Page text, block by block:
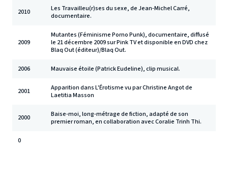
2010
Les Travailleu(r)ses du sexe, de Jean-Michel Carré,
documentaire.
2009
Mutantes (Féminisme Porno Punk), documentaire, diffusé
le 21 décembre 2009 sur Pink TV et disponible en DVD chez
Blaq Out (éditeur)/Blaq Out.
2006 Mauvaise étoile (Patrick Eudeline), clip musical.
2001
Apparition dans L'Érotisme vu par Christine Angot de
Laetitia Masson
2000
Baise-moi, long-métrage de fiction, adapté de son
premier roman, en collaboration avec Coralie Trinh Thi.
0